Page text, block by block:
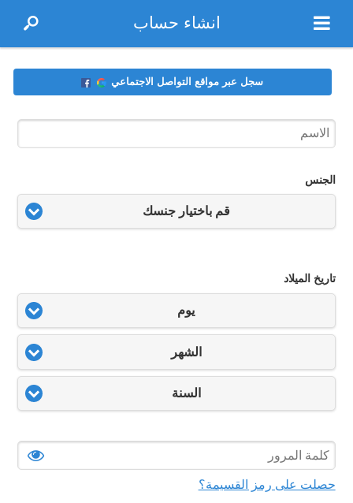
انشاء حساب
سجل عبر مواقع التواصل الاجتماعي
الجنس
قم باختيار جنسك
تاريخ الميلاد
يوم
الشهر
السنة
حصلت على رمز القسيمة؟